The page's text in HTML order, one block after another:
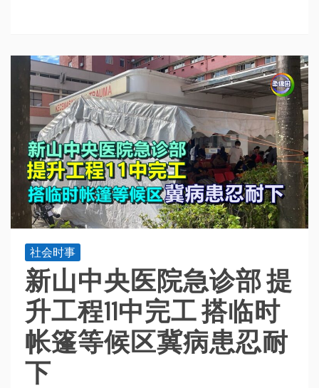
社会时事
新山中央医院急诊部 提
升工程11中完工 搭临时
帐篷等候区冀病患忍耐
下